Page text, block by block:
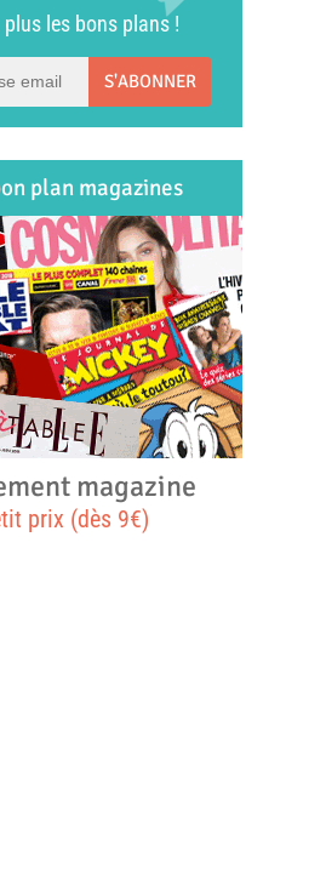
plus les bons plans !
S'ABONNER
plan magazines
magazine
prix (dès 9€)